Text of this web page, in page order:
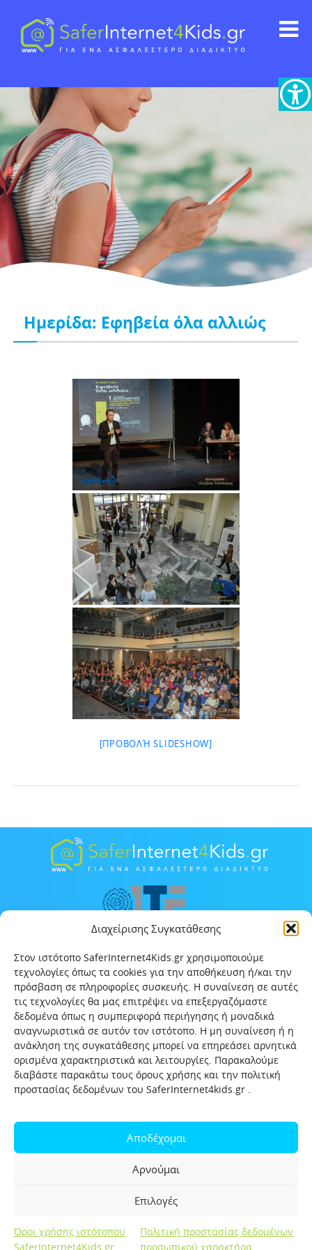
Διαχείρισης Συγκατάθεσης
Στον ιστότοπο SaferInternet4Kids.gr χρησιμοποιούμε
τεχνολογίες όπως τα cookies για την αποθήκευση ή/και την
πρόσβαση σε πληροφορίες συσκευής. Η συναίνεση σε αυτές
τις τεχνολογίες θα μας επιτρέψει να επεξεργαζόμαστε
δεδομένα όπως η συμπεριφορά περιήγησης ή μοναδικά
αναγνωριστικά σε αυτόν τον ιστότοπο. Η μη συναίνεση ή η
ανάκληση της συγκατάθεσης μπορεί να επηρεάσει αρνητικά
ορισμένα χαρακτηριστικά και λειτουργίες. Παρακαλούμε
διαβάστε παρακάτω τους όρους χρήσης και την πολιτική
προστασίας δεδομένων του SaferInternet4kids.gr .
Αποδέχομαι
Αρνούμαι
Επιλογές
Όροι χρήσης ιστότοπου Πολιτική προστασίας δεδομένων
Ημερίδα: Εφηβεία όλα αλλιώς
[ΠΡΟΒΟΛΉ SLIDESHOW]
Πολιτική προστασίας δεδομένων
Πολιτική Προστασίας Παιδιών και Εφήβων
Όροι χρήσης
Help-Line
Σελίδα αναφορών για παιδιά